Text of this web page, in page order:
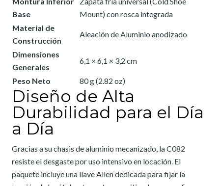
Base
Mount) con rosca integrada
Material de
Construcción
Aleación de Aluminio anodizado
Dimensiones
Generales
6,1 × 6,1 × 3,2 cm
Peso Neto 80 g (2.82 oz)
Diseño de Alta
Durabilidad para el Día
a Día
Gracias a su chasis de aluminio mecanizado, la C082
resiste el desgaste por uso intensivo en locación. El
paquete incluye una llave Allen dedicada para fijar la